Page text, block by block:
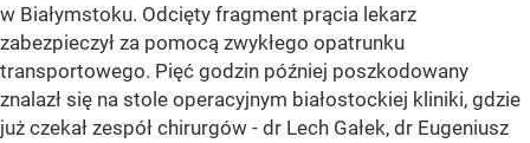
w Białymstoku. Odcięty fragment prącia lekarz
zabezpieczył za pomocą zwykłego opatrunku
transportowego. Pięć godzin później poszkodowany
znalazł się na stole operacyjnym białostockiej kliniki, gdzie
już czekał zespół chirurgów - dr Lech Gałek, dr Eugeniusz